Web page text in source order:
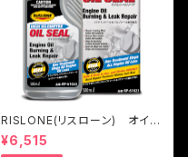
RISLONE(リスローン) オイル
シールリペア
¥6,515